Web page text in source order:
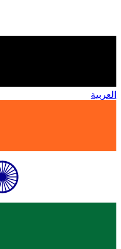
العربية